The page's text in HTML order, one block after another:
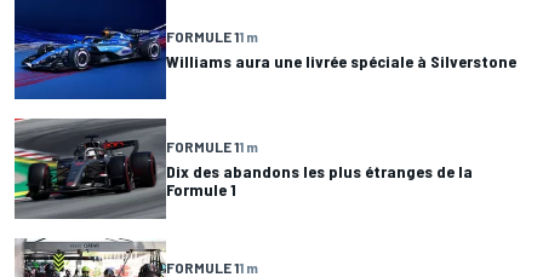
FORMULE 11 m
Williams aura une livrée spéciale à Silverstone
FORMULE 11 m
Dix des abandons les plus étranges de la
Formule 1
FORMULE 11 m